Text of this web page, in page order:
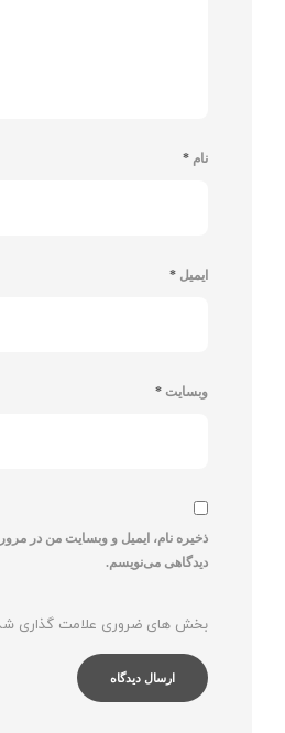
نام *
ایمیل *
وبسایت *
ذخیره نام، ایمیل و وبسایت من در
دیدگاهی می‌نویسم.
بخش های ضروری علامت گذاری